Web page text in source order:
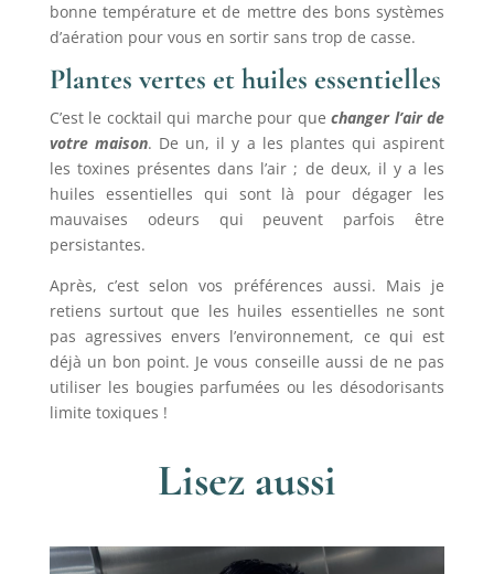
bonne température et de mettre des bons systèmes
d’aération pour vous en sortir sans trop de casse.
Plantes vertes et huiles essentielles
C’est le cocktail qui marche pour quechanger l’air de
votre maison. De un, il y a les plantes qui aspirent
les toxines présentes dans l’air ; de deux, il y a les
huiles essentielles qui sont là pour dégager les
mauvaises odeurs qui peuvent parfois être
persistantes.
Après, c’est selon vos préférences aussi. Mais je
retiens surtout que les huiles essentielles ne sont
pas agressives envers l’environnement, ce qui est
déjà un bon point. Je vous conseille aussi de ne pas
utiliser les bougies parfumées ou les désodorisants
limite toxiques !
Lisez aussi